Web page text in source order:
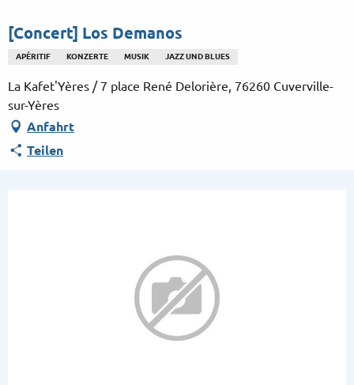
au[Concert] Los Demanos
APÉRITIF KONZERTE MUSIK JAZZ UND BLUES
La Kafet'Yères / 7 place René Delorière, 76260 Cuverville-
sur-Yères
Anfahrt
Teilen